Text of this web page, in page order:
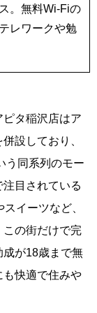
。無料Wi-Fiの
レワークや勉
タ稲沢店はア
設しており、
う同系列のモー
目されている
イーツなど、
この街だけで完
が18歳まで無
快適で住みや